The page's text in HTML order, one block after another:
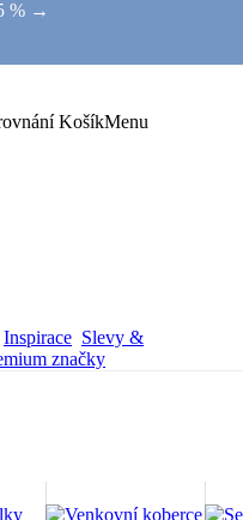
% →
KošíkMenu
Inspirace Slevy &
značky